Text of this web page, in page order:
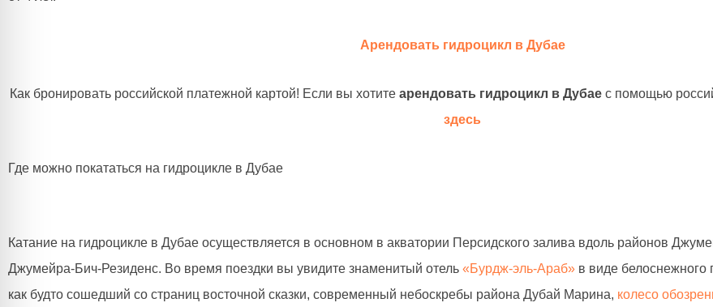
Арендовать гидроцикл в Дубае
Как бронировать российской платежной картой! Если вы хотите арендовать гидроцикл в Дубае с помощью
здесь
Где можно покататься на гидроцикле в Дубае
Катание на гидроцикле в Дубае осуществляется в основном в акватории Персидского залива вдоль районов
Джумейра-Бич-Резиденс. Во время поездки вы увидите знаменитый отель «Бурдж-эль-Араб» в виде белоснежного
как будто сошедший со страниц восточной сказки, современный небоскребы района Дубай Марина, колесо